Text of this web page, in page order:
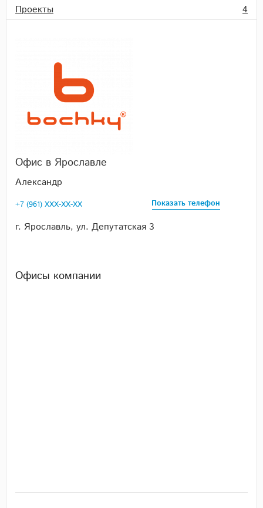
Проекты
4
Офис в Ярославле
Александр
+7 (961) XXX-XX-XX Показать телефон
г. Ярославль, ул. Депутатская 3
Офисы компании